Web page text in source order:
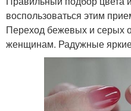
воспользоваться этим
Переход бежевых и серых
женщинам. Радужные